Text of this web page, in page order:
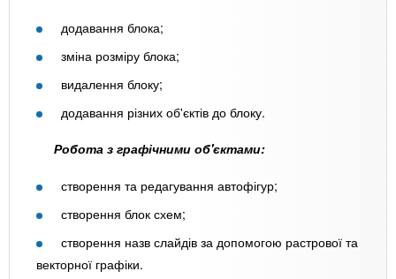
додавання блока;
зміна розміру блока;
видалення блоку;
додавання різних об'єктів до блоку.
Робота з графічними об'єктами:
створення та редагування автофігур;
створення блок схем;
створення назв слайдів за допомогою растрової та
векторної графіки.